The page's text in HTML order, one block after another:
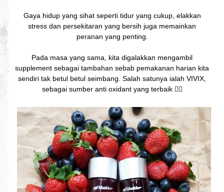
Gaya hidup yang sihat seperti tidur yang cukup, elakkan
stress dan persekitaran yang bersih juga memainkan
peranan yang penting.
Pada masa yang sama, kita digalakkan mengambil
supplement sebagai tambahan sebab pemakanan harian kita
sendiri tak betul betul seimbang. Salah satunya ialah VIVIX,
sebagai sumber anti oxidant yang terbaik 👍🏻